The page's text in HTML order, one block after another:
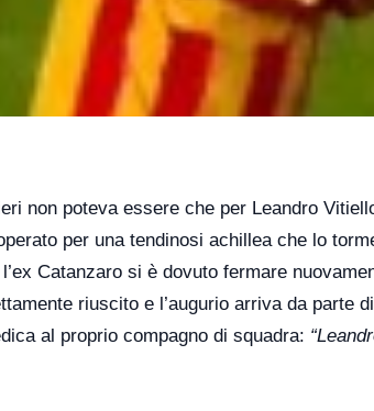
non poteva essere che per Leandro
per una tendinosi achillea che lo
Catanzaro si è dovuto fermare
riuscito e l’augurio arriva da parte di
al proprio compagno di squadra: